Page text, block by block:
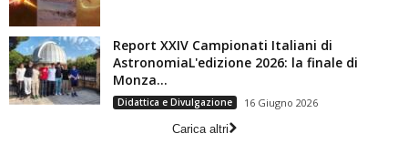
Report XXIV Campionati Italiani di
AstronomiaL'edizione 2026: la finale di
Monza...
Didattica e Divulgazione
16 Giugno 2026
Carica altri